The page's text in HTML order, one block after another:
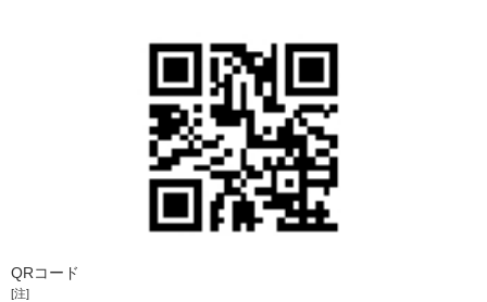
QRコード
[注]